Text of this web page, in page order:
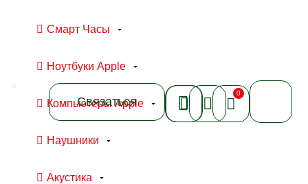
Смарт Часы
Ноутбуки Apple
Компьютеры Apple
Наушники
Акустика
Связаться
0